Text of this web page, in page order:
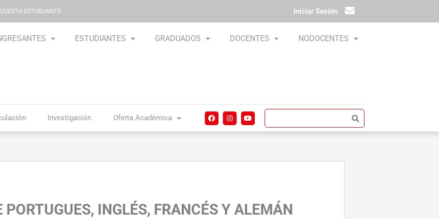
ESTUDIANTE Iniciar Sesión
ESTUDIANTES GRADUADOS DOCENTES NODOCENTES
Investigación Oferta Académica
F
a
k
I
n
a
Y
o
PORTUGUES, INGLÉS, FRANCÉS Y ALEMÁN